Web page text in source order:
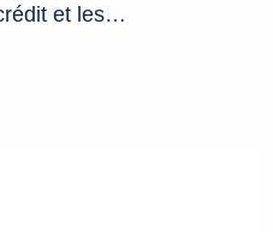
et les…